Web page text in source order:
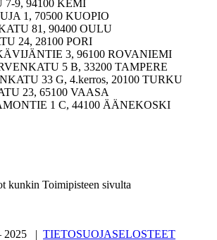
9, 94100 KEMI
1, 70500 KUOPIO
81, 90400 OULU
24, 28100 PORI
3, 96100 ROVANIEMI
5 B, 33200 TAMPERE
33 G, 4.kerros, 20100 TURKU
23, 65100 VAASA
1 C, 44100 ÄÄNEKOSKI
kunkin Toimipisteen sivulta
2025 | TIETOSUOJASELOSTEET